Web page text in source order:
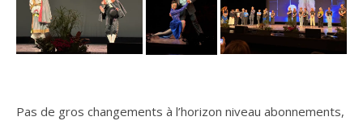
Pas de gros changements à l’horizon niveau abonnements,